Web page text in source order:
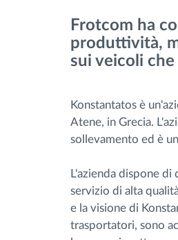
Pianificazione
monitoraggio
conducente
Scopri tutte le
Frotcom ha
produttività,
sui veicoli
Konstantatos è
Atene, in Grecia.
sollevamento ed è
L'azienda dispone
servizio di alta
e la visione di
trasportatori, sono